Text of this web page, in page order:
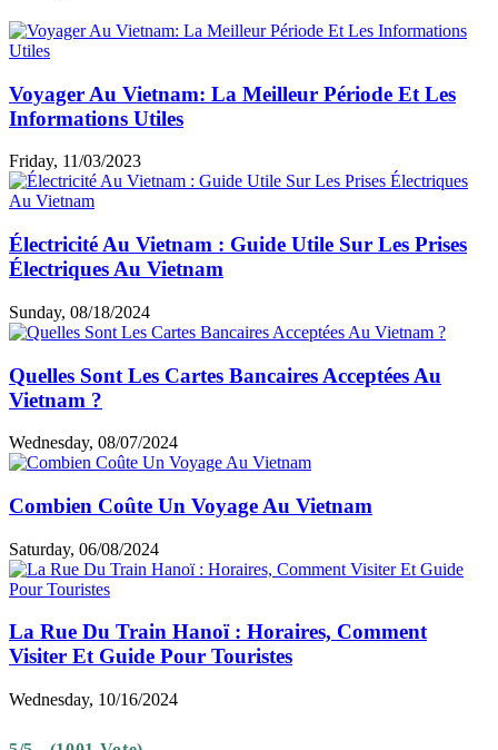
Voyager Au Vietnam: La Meilleur Période Et Les
Informations Utiles
Friday, 11/03/2023
Électricité Au Vietnam : Guide Utile Sur Les Prises
Électriques Au Vietnam
Sunday, 08/18/2024
Quelles Sont Les Cartes Bancaires Acceptées Au
Vietnam ?
Wednesday, 08/07/2024
Combien Coûte Un Voyage Au Vietnam
Saturday, 06/08/2024
La Rue Du Train Hanoï : Horaires, Comment
Visiter Et Guide Pour Touristes
Wednesday, 10/16/2024